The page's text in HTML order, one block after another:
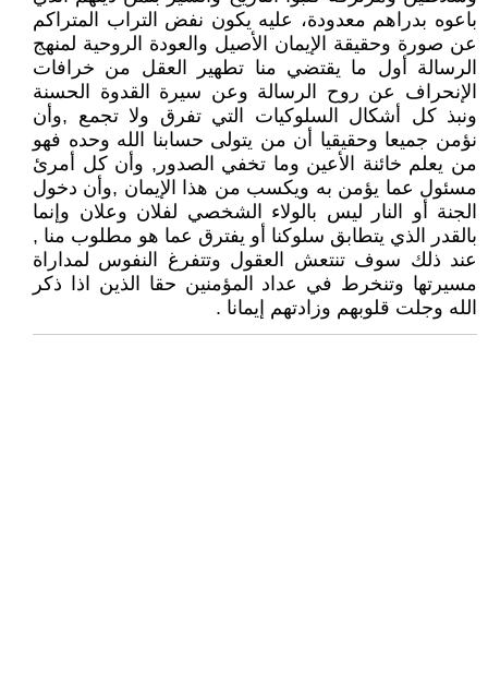
باعوه بدراهم معدودة، عليه يكون نفض التراب المتراكم
عن صورة وحقيقة الإيمان الأصيل والعودة الروحية لمنهج
الرسالة أول ما يقتضي منا تطهير العقل من خرافات
الإنحراف عن روح الرسالة وعن سيرة القدوة الحسنة
ونبذ كل أشكال السلوكيات التي تفرق ولا تجمع ,وأن
نؤمن جميعا وحقيقيا أن من يتولى حسابنا الله وحده فهو
من يعلم خائنة الأعين وما تخفي الصدور, وأن كل أمرئ
مسئول عما يؤمن به ويكسب من هذا الإيمان ,وأن دخول
الجنة أو النار ليس بالولاء الشخصي لفلان وعلان وإنما
بالقدر الذي يتطابق سلوكنا أو يفترق عما هو مطلوب منا ,
عند ذلك سوف تنتعش العقول وتتفرغ النفوس لمداراة
مسيرتها وتنخرط في عداد المؤمنين حقا الذين اذا ذكر
الله وجلت قلوبهم وزادتهم إيمانا .